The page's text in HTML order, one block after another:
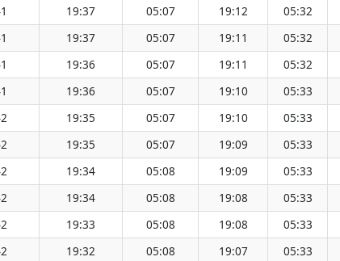
19:37 05:07 19:12 05:32
19:37 05:07 19:11 05:32
19:36 05:07 19:11 05:32
19:36 05:07 19:10 05:33
19:35 05:07 19:10 05:33
19:35 05:07 19:09 05:33
19:34 05:08 19:09 05:33
19:34 05:08 19:08 05:33
19:33 05:08 19:08 05:33
19:32 05:08 19:07 05:33